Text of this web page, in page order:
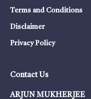
Terms and Conditions
Disclaimer
Privacy Policy
Contact Us
ARJUN MUKHERJEE